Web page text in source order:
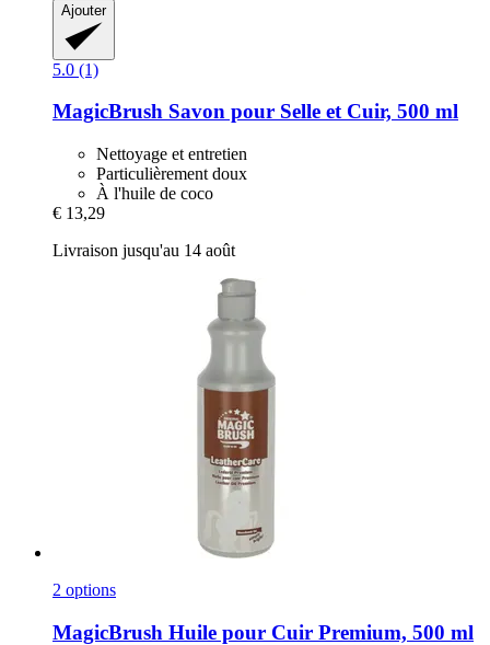
Ajouter
5.0 (1)
MagicBrush Savon pour Selle et Cuir, 500 ml
Nettoyage et entretien
Particulièrement doux
À l'huile de coco
€ 13,29
Livraison jusqu'au 14 août
2 options
MagicBrush Huile pour Cuir Premium, 500 ml